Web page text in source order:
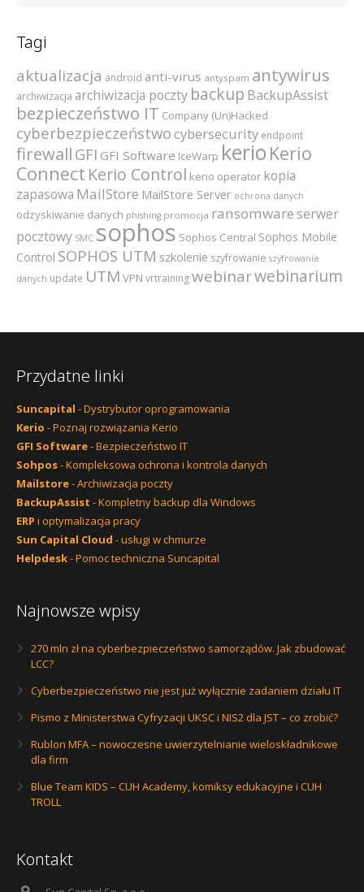
Tagi
aktualizacja android anti-virus antyspam antywirus
archiwizacja archiwizacja poczty backup BackupAssist
bezpieczeństwo IT Company (Un)Hacked
cyberbezpieczeństwocybersecurity endpoint
firewall GFI GFI Software IceWarp kerio Kerio
Connect Kerio Control kerio operator kopia
zapasowa MailStore MailStore Server ochrona danych
odzyskiwanie danych phishing promocja ransomware serwer
pocztowy SMC sophos Sophos Central Sophos Mobile
Control SOPHOS UTM szkolenie szyfrowanie szyfrowanie
danych update UTM VPN vrtrainingwebinarwebinarium
Przydatne linki
Suncapital - Dystrybutor oprogramowania
Kerio - Poznaj rozwiązania Kerio
GFI Software- Bezpieczeństwo IT
Sohpos- Kompleksowa ochrona i kontrola danych
Mailstore- Archiwizacja poczty
BackupAssist - Kompletny backup dla Windows
ERP i optymalizacja pracy
Sun Capital Cloud - usługi w chmurze
Helpdesk- Pomoc techniczna Suncapital
Najnowsze wpisy
270 mln zł na cyberbezpieczeństwo samorządów. Jak zbudować
LCC?
Cyberbezpieczeństwo nie jest już wyłącznie zadaniem działu IT
Pismo z Ministerstwa Cyfryzacji UKSC i NIS2 dla JST – co zrobić?
Rublon MFA – nowoczesne uwierzytelnianie wieloskładnikowe
dla firm
Blue Team KIDS – CUH Academy, komiksy edukacyjne i CUH
TROLL
Kontakt